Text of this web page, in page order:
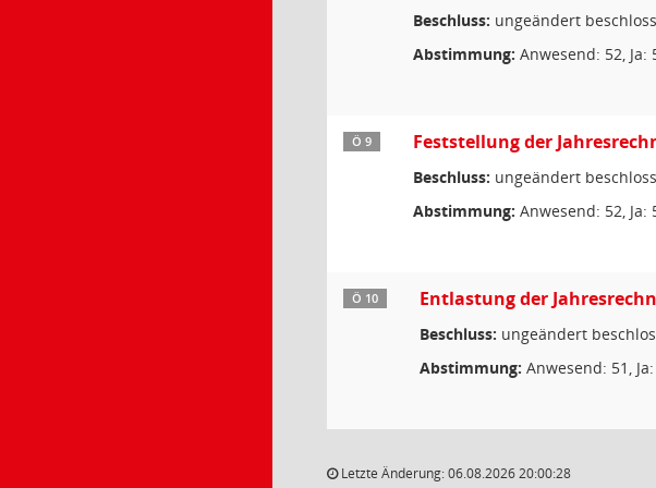
Beschluss: ungeändert
Abstimmung: Anwesend: 52, Ja:
Ö 9 Feststellung der
Beschluss: ungeändert
Abstimmung: Anwesend: 52, Ja:
Ö 10 Entlastung der
Beschluss: ungeändert
Abstimmung: Anwesend: 51,
Letzte Änderung: 06.08.2026 20:00:28